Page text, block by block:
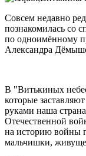
Совсем недавно
познакомилась со
по одноимённому
Александра
В "Витькиных
которые
руками наша
Отечественной
на историю войны
мальчишки,